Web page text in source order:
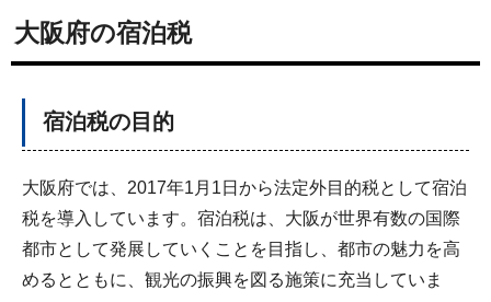
大阪府の宿泊税
宿泊税の目的
大阪府では、2017年1月1日から法定外目的税として宿泊
税を導入しています。宿泊税は、大阪が世界有数の国際
都市として発展していくことを目指し、都市の魅力を高
めるとともに、観光の振興を図る施策に充当していま